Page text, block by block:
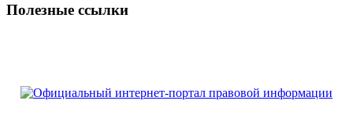
Полезные ссылки